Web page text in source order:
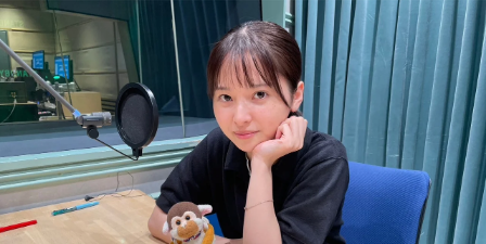
お知らせ
イベント・グッズ
YouTube
会社情報